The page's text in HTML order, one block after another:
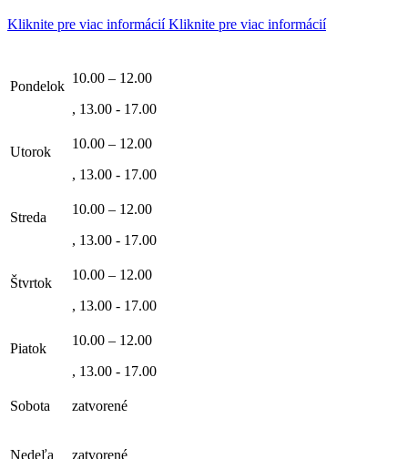
Kliknite pre viac informáciíKliknite pre viac informácií
Pondelok
10.00 – 12.00
, 13.00 - 17.00
Utorok
10.00 – 12.00
, 13.00 - 17.00
Streda
10.00 – 12.00
, 13.00 - 17.00
Štvrtok
10.00 – 12.00
, 13.00 - 17.00
Piatok
10.00 – 12.00
, 13.00 - 17.00
Sobota zatvorené
Nedeľa zatvorené